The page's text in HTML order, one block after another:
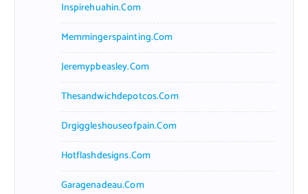
Inspirehuahin.com
Memmingerspainting.com
Jeremypbeasley.com
Thesandwichdepotcos.com
Drgiggleshouseofpain.com
Hotflashdesigns.com
Garagenadeau.com